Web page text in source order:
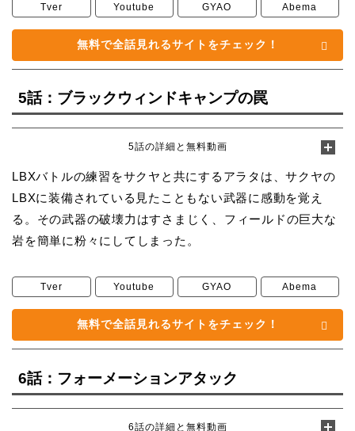
Tver Youtube GYAO Abema
無料で全話見れるサイトをチェック！
5話：ブラックウィンドキャンプの罠
5話の詳細と無料動画
LBXバトルの練習をサクヤと共にするアラタは、サクヤの
LBXに装備されている見たこともない武器に感動を覚え
る。その武器の破壊力はすさまじく、フィールドの巨大な
岩を簡単に粉々にしてしまった。
Tver Youtube GYAO Abema
無料で全話見れるサイトをチェック！
6話：フォーメーションアタック
6話の詳細と無料動画